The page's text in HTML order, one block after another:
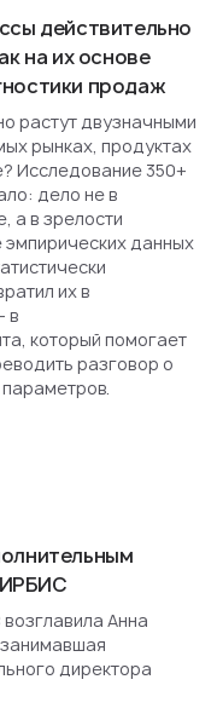
действительно
на их основе
продаж
растут двузначными
рынках, продуктах
Исследование 350+
дело не в
а в зрелости
данных
их в
в
который помогает
разговор о
Анна
директора